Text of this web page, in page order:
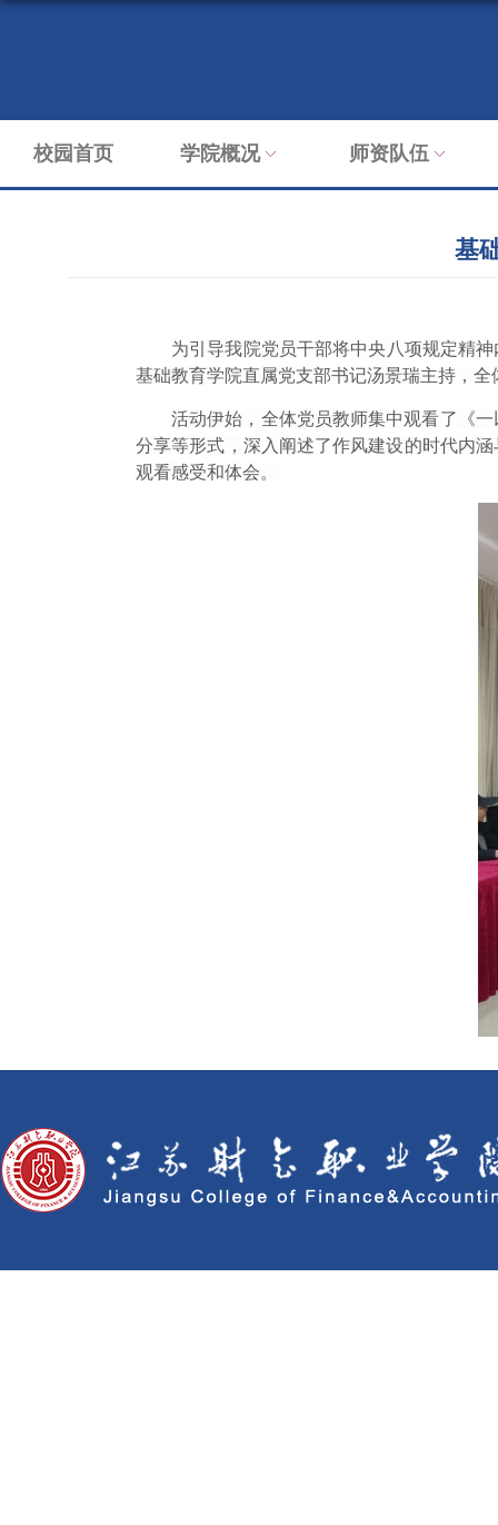
校园首页 学院概况 师资队伍
基
为引导我院党员干部将中央八项规定精
基础教育学院直属党支部书记汤景瑞主持，全
活动伊始，全体党员教师集中观看了《
分享等形式，深入阐述了作风建设的时代内
观看感受和体会。